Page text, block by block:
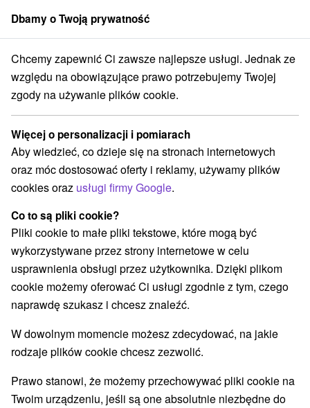
członek grupySorger
weekendowe Západné Slovensko Trenčiansky kraj Ráztočno
Wyjazdy weekendowe Ráztočno
Kategorie
Wszystkie kategorie
Pobyty z rabatem(1)
Wellness pobyty(1) Wyjazdy weekendowe
Wakacje rodzinne (2)
Wybierz lokalizację lub datę
Najlepiej sprzedające
Wsie i miasta
dla dwojga
Dbamy o Twoją prywatność
Chcemy zapewnić Ci zawsze najlepsze usługi. Jednak ze
względu na obowiązujące prawo potrzebujemy Twojej
zgody na używanie plików cookie.
Więcej o personalizacji i pomiarach
Aby wiedzieć, co dzieje się na stronach internetowych
oraz móc dostosować oferty i reklamy, używamy plików
cookies oraz usługi firmy Google.
Co to są pliki cookie?
Pliki cookie to małe pliki tekstowe, które mogą być
wykorzystywane przez strony internetowe w celu
usprawnienia obsługi przez użytkownika. Dzięki plikom
cookie możemy oferować Ci usługi zgodnie z tym, czego
naprawdę szukasz i chcesz znaleźć.
W dowolnym momencie możesz zdecydować, na jakie
rodzaje plików cookie chcesz zezwolić.
Prawo stanowi, że możemy przechowywać pliki cookie na
Twoim urządzeniu, jeśli są one absolutnie niezbędne do